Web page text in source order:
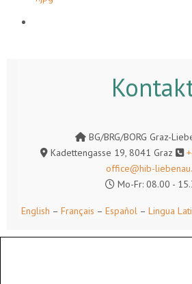
BG/BRG/BORG Graz-
Kadettengasse 19, 8041 Graz
office@hib-
Mo-Fr: 08.00 -
English – Français – Español– Lingua